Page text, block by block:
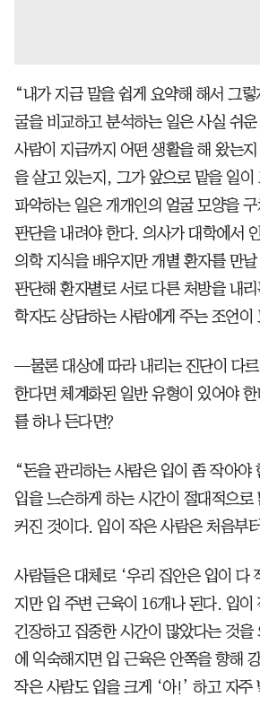
“내가 지금 말을 쉽게 요약해 해서 그
굴을 비교하고 분석하는 일은 사실 쉬
사람이 지금까지 어떤 생활을 해 왔는
을 살고 있는지, 그가 앞으로 맡을 일이
파악하는 일은 개개인의 얼굴 모양을
판단을 내려야 한다. 의사가 대학에서
의학 지식을 배우지만 개별 환자를 만
판단해 환자별로 서로 다른 처방을 내
학자도 상담하는 사람에게 주는 조언이
—물론 대상에 따라 내리는 진단이 다
한다면 체계화된 일반 유형이 있어야 한
를 하나 든다면?
“돈을 관리하는 사람은 입이 좀 작아야
입을 느슨하게 하는 시간이 절대적으로
커진 것이다. 입이 작은 사람은 처음부
사람들은 대체로 ‘우리 집안은 입이 다
지만 입 주변 근육이 16개나 된다. 입이
긴장하고 집중한 시간이 많았다는 것을
에 익숙해지면 입 근육은 안쪽을 향해
작은 사람도 입을 크게 ‘아!’ 하고 자주